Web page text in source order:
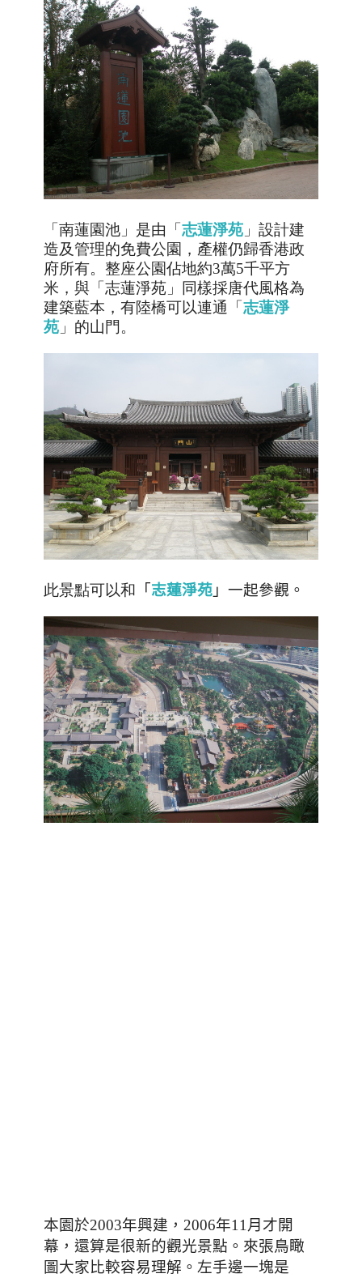
「 南蓮園池 」是由「 志蓮淨苑 」設計建
造及管理的免費公園，產權仍歸香港政
府所有。整座公園佔地約3萬5千平方
米，與 「 志蓮淨苑 」同樣採唐代風格為
建築藍本 ，有陸橋可以連通「 志蓮淨
苑 」的山門。
此景點可以和 「 志蓮淨苑 」 一起參觀。
本園於2003年興建， 2006年11 月才開
幕，還算是很新的觀光景點。 來張鳥瞰
圖大家比較容易理解 。左手邊一塊是